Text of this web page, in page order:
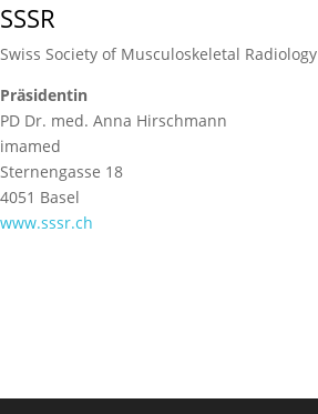
SSSR
Swiss Society of Musculoskeletal Radiology
Präsidentin
PD Dr. med. Anna Hirschmann
imamed
Sternengasse 18
4051 Basel
www.sssr.ch